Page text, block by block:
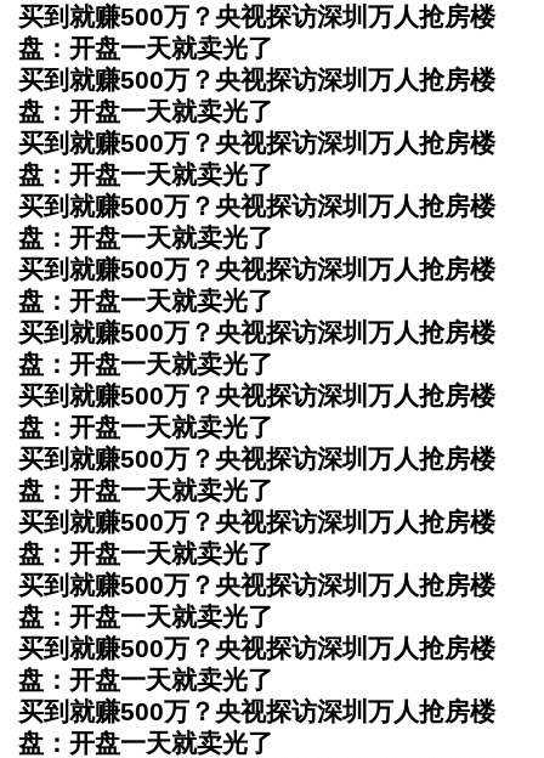
买到就赚500万？央视探访深圳万人抢房楼
盘：开盘一天就卖光了
买到就赚500万？央视探访深圳万人抢房楼
盘：开盘一天就卖光了
买到就赚500万？央视探访深圳万人抢房楼
盘：开盘一天就卖光了
买到就赚500万？央视探访深圳万人抢房楼
盘：开盘一天就卖光了
买到就赚500万？央视探访深圳万人抢房楼
盘：开盘一天就卖光了
买到就赚500万？央视探访深圳万人抢房楼
盘：开盘一天就卖光了
买到就赚500万？央视探访深圳万人抢房楼
盘：开盘一天就卖光了
买到就赚500万？央视探访深圳万人抢房楼
盘：开盘一天就卖光了
买到就赚500万？央视探访深圳万人抢房楼
盘：开盘一天就卖光了
买到就赚500万？央视探访深圳万人抢房楼
盘：开盘一天就卖光了
买到就赚500万？央视探访深圳万人抢房楼
盘：开盘一天就卖光了
买到就赚500万？央视探访深圳万人抢房楼
盘：开盘一天就卖光了